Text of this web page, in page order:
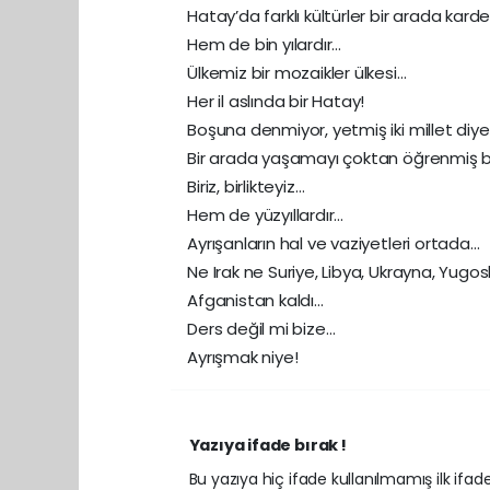
Hatay’da farklı kültürler bir arada
Hem de bin yılardır…
Ülkemiz bir mozaikler ülkesi…
Her il aslında bir Hatay!
Boşuna denmiyor, yetmiş iki millet
Bir arada yaşamayı çoktan öğrenmiş
Biriz, birlikteyiz…
Hem de yüzyıllardır…
Ayrışanların hal ve vaziyetleri ortada…
Ne Irak ne Suriye, Libya, Ukrayna,
Afganistan kaldı…
Ders değil mi bize…
Ayrışmak niye!
Yazıya ifade bırak !
Bu yazıya hiç ifade kullanılmamış ilk